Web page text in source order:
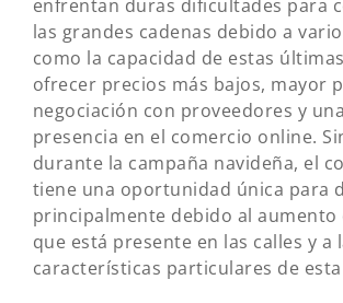
enfrentan duras dificultades para
las grandes cadenas debido a
como la capacidad de estas
ofrecer precios más bajos, mayor
negociación con proveedores y
presencia en el comercio online.
durante la campaña navideña, el
tiene una oportunidad única para
principalmente debido al
que está presente en las calles y a
características particulares de